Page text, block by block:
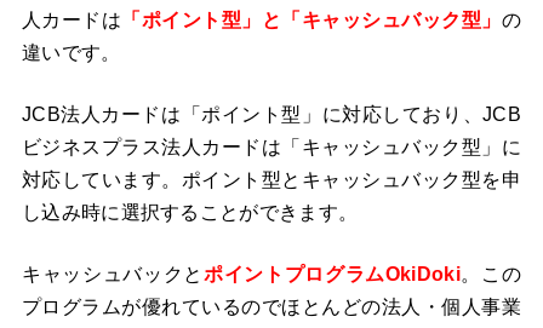
人カードは 「ポイント型」と「キャッシュバック型」 の
違いです。
JCB法人カードは「ポイント型」に対応しており、JCB
ビジネスプラス法人カードは「キャッシュバック型」に
対応しています。ポイント型とキャッシュバック型を申
し込み時に選択することができます。
キャッシュバックと ポイントプログラムOkiDoki。この
プログラムが優れているのでほとんどの法人・個人事業